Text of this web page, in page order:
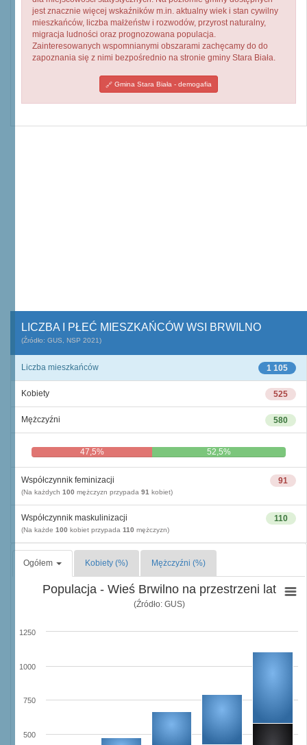
jest znacznie więcej wskaźników m.in. aktualny wiek i stan cywilny
mieszkańców, liczba małżeństw i rozwodów, przyrost naturalny,
migracja ludności oraz prognozowana populacja.
Zainteresowanych wspomnianymi obszarami zachęcamy do do
zapoznania się z nimi bezpośrednio na stronie gminy Stara Biała.
Gmina Stara Biała - demogafia
LICZBA I PŁEĆ MIESZKAŃCÓW WSI BRWILNO
(Źródło: GUS, NSP 2021)
1 105
Liczba mieszkańców
525
Kobiety
580
Mężczyźni
47,5% 52,5%
91
Współczynnik feminizacji
(Na każdych 100 mężczyzn przypada 91 kobiet)
110
Współczynnik maskulinizacji
(Na każde 100 kobiet przypada 110 mężczyzn)
Ogółem Kobiety (%) Mężczyźni (%)
Populacja - Wieś Brwilno na przestrzeni lat
(Źródło: GUS)
500
750
1000
1250